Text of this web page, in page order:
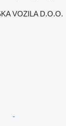
VOZILA D.O.O.